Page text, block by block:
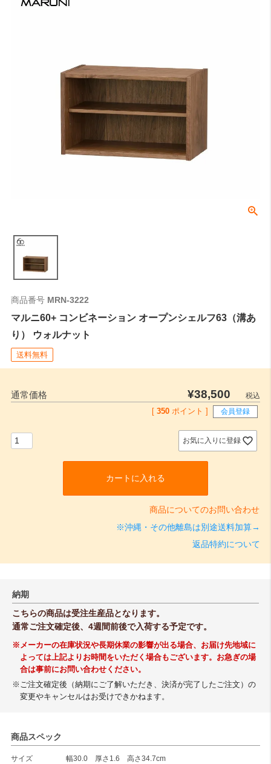
商品番号 MRN-3222
マルニ60+ コンビネーション オープンシェルフ63（溝あ
り） ウォルナット
送料無料
通常価格 ¥38,500
税込
350 ポイント ] 会員登録
お気に入りに登録
カートに入れる
商品についてのお問い合わせ
※沖縄・その他離島は別途送料加算→
返品特約について
納期
こちらの商品は受注生産品となります。
通常ご注文確定後、4週間前後で入荷する予定です。
※メーカーの在庫状況や長期休業の影響が出る場合、お届け先地域に
よっては上記よりお時間をいただく場合もございます。お急ぎの場
合は事前にお問い合わせください。
※ご注文確定後（納期にご了解いただき、決済が完了したご注文）の
変更やキャンセルはお受けできかねます。
商品スペック
サイズ 幅30.0 厚さ1.6 高さ34.7cm